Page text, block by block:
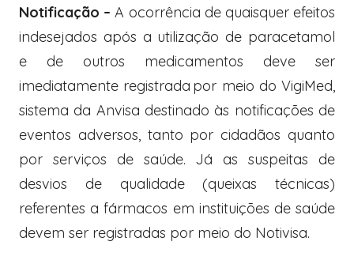
Notificação –A ocorrência de quaisquer efeitos
indesejados após a utilização de paracetamol
e de outros medicamentos deve ser
imediatamente registrada por meio do VigiMed,
sistema da Anvisa destinado às notificações de
eventos adversos, tanto por cidadãos quanto
por serviços de saúde. Já as suspeitas de
desvios de qualidade (queixas técnicas)
referentes a fármacos em instituições de saúde
devem ser registradas por meio do Notivisa.